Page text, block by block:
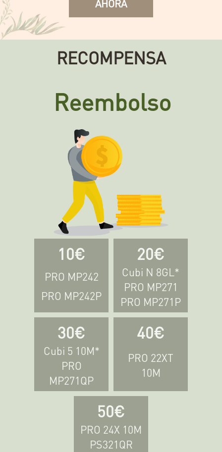
AHORA
RECOMPENSA
Reembolso
10€
PRO MP242
PRO MP242P
20€
Cubi N 8GL*
PRO MP271
PRO MP271P
30€
Cubi 5 10M*
PRO
MP271QP
40€
PRO 22XT
10M
50€
PRO 24X 10M
PS321QR